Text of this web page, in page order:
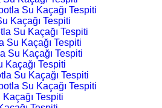
Su Kaçağı Tespiti
Kaçağı Tespiti
Su Kaçağı Tespiti
Su Kaçağı Tespiti
Su Kaçağı Tespiti
Kaçağı Tespiti
Su Kaçağı Tespiti
Su Kaçağı Tespiti
Tespiti